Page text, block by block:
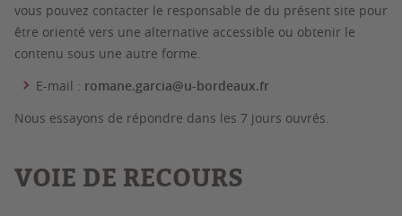
vous pouvez contacter le responsable de du présent site pour
être orienté vers une alternative accessible ou obtenir le
contenu sous une autre forme.
E-mail : romane.garcia@u-bordeaux.fr
Nous essayons de répondre dans les 7 jours ouvrés.
VOIE DE RECOURS